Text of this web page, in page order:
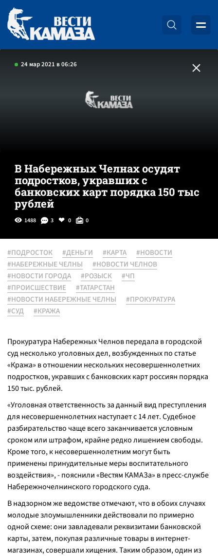
24 мар 2021 в 06:26
В Набережных Челнах осудят
подростков, укравших с
банковских карт порядка 150 тыс
рублей
1488 3 0 0
#ПОДРОСТОК #ДЕНЬГИ #КАРТА
#НОВОСТИ
#НАБЕРЕЖНЫЕ ЧЕЛНЫ
#НОВОСТИ ЧЕЛНОВ
#НОВОСТИ ГОРОДА
#РОЗЫСК
#ЧП
#ПРОИСШЕСТВИЕ
#ТАТАРСТАН
#НОВОСТИ НАБЕРЕЖНЫЕ ЧЕЛНЫ
#ПРОКУРАТУРА
#СУД
#КРАЖА
Прокуратура Набережных Челнов передала в городской
суд несколько уголовных дел, возбужденных по статье
«Кража» в отношении нескольких несовершеннолетних
подростков, укравших с банковских карт россиян порядка
150 тыс. рублей.
«Уголовная ответственность за данный вид преступления
для несовершеннолетних наступает с 14 лет. Судебное
разбирательство чаще всего заканчивается условным
сроком или штрафом, крайне редко лишением свободы.
Кроме того, к несовершеннолетним могут быть
применены принудительные меры воспитательного
воздействия», - пояснили «Вестям КАМАЗа» в пресс-службе
Набережночелнинского городского суда.
В надзорном же ведомстве отмечают, что в обоих случаях
молодые злоумышленники действовали по примерно
одной схеме: они завладевали реквизитами банковской
карты, затем, покупая различные товары в интернет-
магазинах, совершали хищения. Таким образом, один из